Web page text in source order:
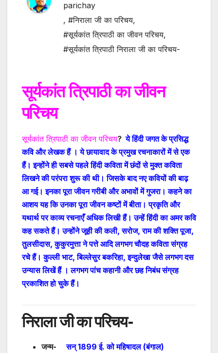
parichay
, #निराला जी का परिचय,
#सूर्यकांत त्रिपाठी का जीवन परिचय,
#सूर्यकांत त्रिपाठी निराला जी का परिचय-
सूर्यकांत त्रिपाठी का जीवन
परिचय
सूर्यकांत त्रिपाठी का जीवन परिचय?ये हिंदी जगत के प्रसिद्ध
कवि और लेखक हैं । ये छायावाद के प्रमुख रचनाकारों में से एक
हैं। इन्होंने ही सबसे पहले हिंदी कविता में छंदों से मुक्त कविता
लिखने की परंपरा शुरू की थी। जिसके बाद नए कवियों की बाढ़
आ गई। इनका पूरा जीवन गरीबी और अभावों में गुजरा। कहने का
आशय यह कि उनका पूरा जीवन कष्टों में बीता। प्रकृति और
यथार्थ पर काव्य रचनाएँ अधिक लिखी हैं। उन्हें हिंदी का अमर कवि
कह सकते हैं। उन्होंने जूही की कली, सरोज, राम की शक्ति पूजा,
तुलसीदास, कुकुरमुत्ता ने पत्ते आदि लगभग चौदह कविता संग्रह
रचे हैं। कुल्ली भाट, बिल्लेसुर बकरिहा, इन्दुलेखा जैसे लगभग दस
उन्यास लिखें हैं । लगभग पांच कहानी और छह निबंध संग्रह
प्रकाशित हो चुके हैं।
निराला जी का परिचय-
जन्म-सन् 1899 ई. को महिषादल (बंगाल)